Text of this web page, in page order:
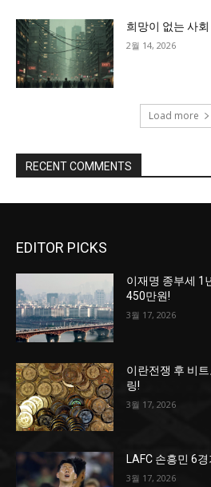
희망이 없는 사
2월 14, 2026
Load more
RECENT COMMENTS
EDITOR PICKS
이재명 종부세 1
450만원!
3월 17, 2026
이란전쟁 후 비
링!
3월 17, 2026
LAFC 손흥민 6
3월 17, 2026